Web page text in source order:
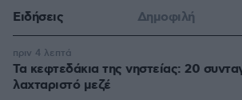
Ειδήσεις Δημοφιλή
Τα κεφτεδάκια της νηστείας: 20
λαχταριστό μεζέ
πριν 4 λεπτά